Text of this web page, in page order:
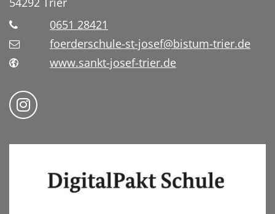
0651 28421
foerderschule-st-josef@bistum-trier.de
www.sankt-josef-trier.de
Folge uns auf Instragram